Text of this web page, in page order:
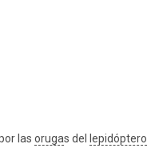
las orugas del lepidóptero